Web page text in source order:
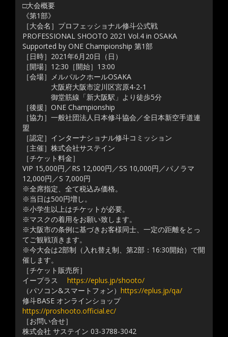
□大会概要
《第1部》
［大会名］プロフェッショナル修斗公式戦
PROFESSIONAL SHOOTO 2021 Vol.4 in OSAKA
Supported by ONE Championship 第1部
［日時］2021年6月20日（日）
［開場］12:30［開始］13:00
［会場］メルパルクホールOSAKA
大阪府大阪市淀川区宮原4-2-1
御堂筋線「新大阪駅」より徒歩5分
［後援］ONE Championship
［協力］一般社団法人日本修斗協会／全日本新空手道連
盟
［認定］インターナショナル修斗コミッション
［主催］株式会社サステイン
［チケット料金］
VIP 15,000円／RS 12,000円／SS 10,000円／パノラマ
12,000円／S 7,000円
※全席指定、全て税込み価格。
※当日は500円増し。
※小学生以上はチケットが必要。
※マスクの着用をお願い致します。
※大阪市の条例に基づきお客様同士、一定の距離をとっ
てご観戦頂きます。
※今大会は2部制（入れ替え制、第2部：16:30開始）で開
催します。
［チケット販売所］
イープラス https://eplus.jp/shooto/
（パソコン&スマートフォン） https://eplus.jp/qa/
修斗BASE オンラインショップ
https://proshooto.official.ec/
［お問い合せ］
株式会社 サステイン 03-3788-3042